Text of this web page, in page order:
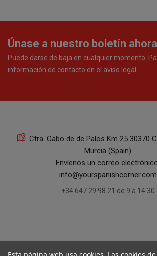
Únase a nuestro boletín ahora
Puede darse de baja en cualquier momento.
información de contacto en el aviso legal.
Ctra. Cabo de de Palos Km 25 30370
Murcia (Spain)
Envíenos un correo
info@yourspanishcorner.com
+34 647 29 98 21 de 9 a 14:30